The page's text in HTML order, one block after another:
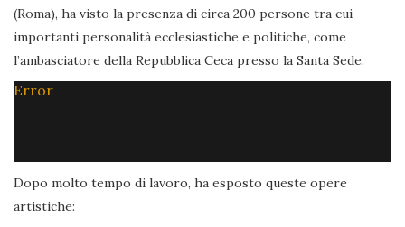
(Roma), ha visto la presenza di circa 200 persone tra cui
importanti personalità ecclesiastiche e politiche, come
l’ambasciatore della Repubblica Ceca presso la Santa Sede.
Error
Dopo molto tempo di lavoro, ha esposto queste opere
artistiche: